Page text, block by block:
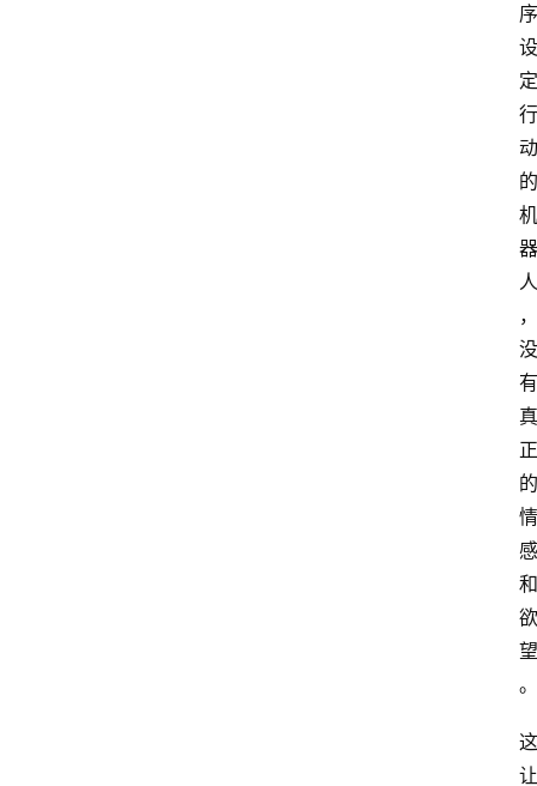
序
设
定
行
动
的
机
器
人
，
没
有
真
正
的
情
感
和
欲
望
。
这
让